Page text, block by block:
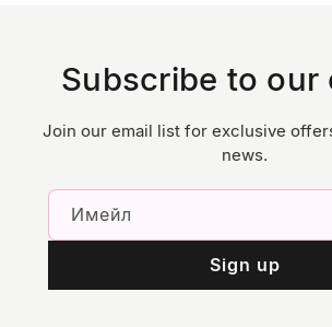
Subscribe to our
Join our email list for exclusive
news.
Имейл
Sign up